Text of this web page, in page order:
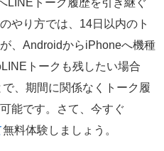
LINEトーク履歴を引き継ぐ
やり方では、14日以内のト
、AndroidからiPhoneへ機種
トークも残したい場合
、期間に関係なくトーク履
能です。さて、今すぐ
無料体験しましょう。